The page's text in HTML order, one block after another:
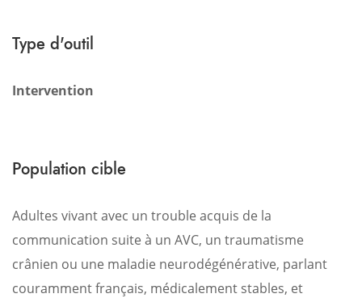
Type d'outil
Intervention
Population cible
Adultes vivant avec un trouble acquis de la
communication suite à un AVC, un traumatisme
crânien ou une maladie neurodégénérative, parlant
couramment français, médicalement stables, et